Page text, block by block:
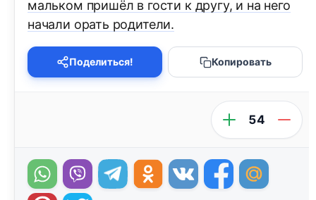
мальком пришёл в гости к другу, и на него
начали орать родители.
Поделиться! Копировать
54